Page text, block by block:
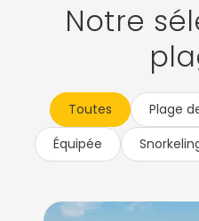
Notre
Toutes Plage
Équipée